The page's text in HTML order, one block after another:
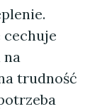
na
trudność